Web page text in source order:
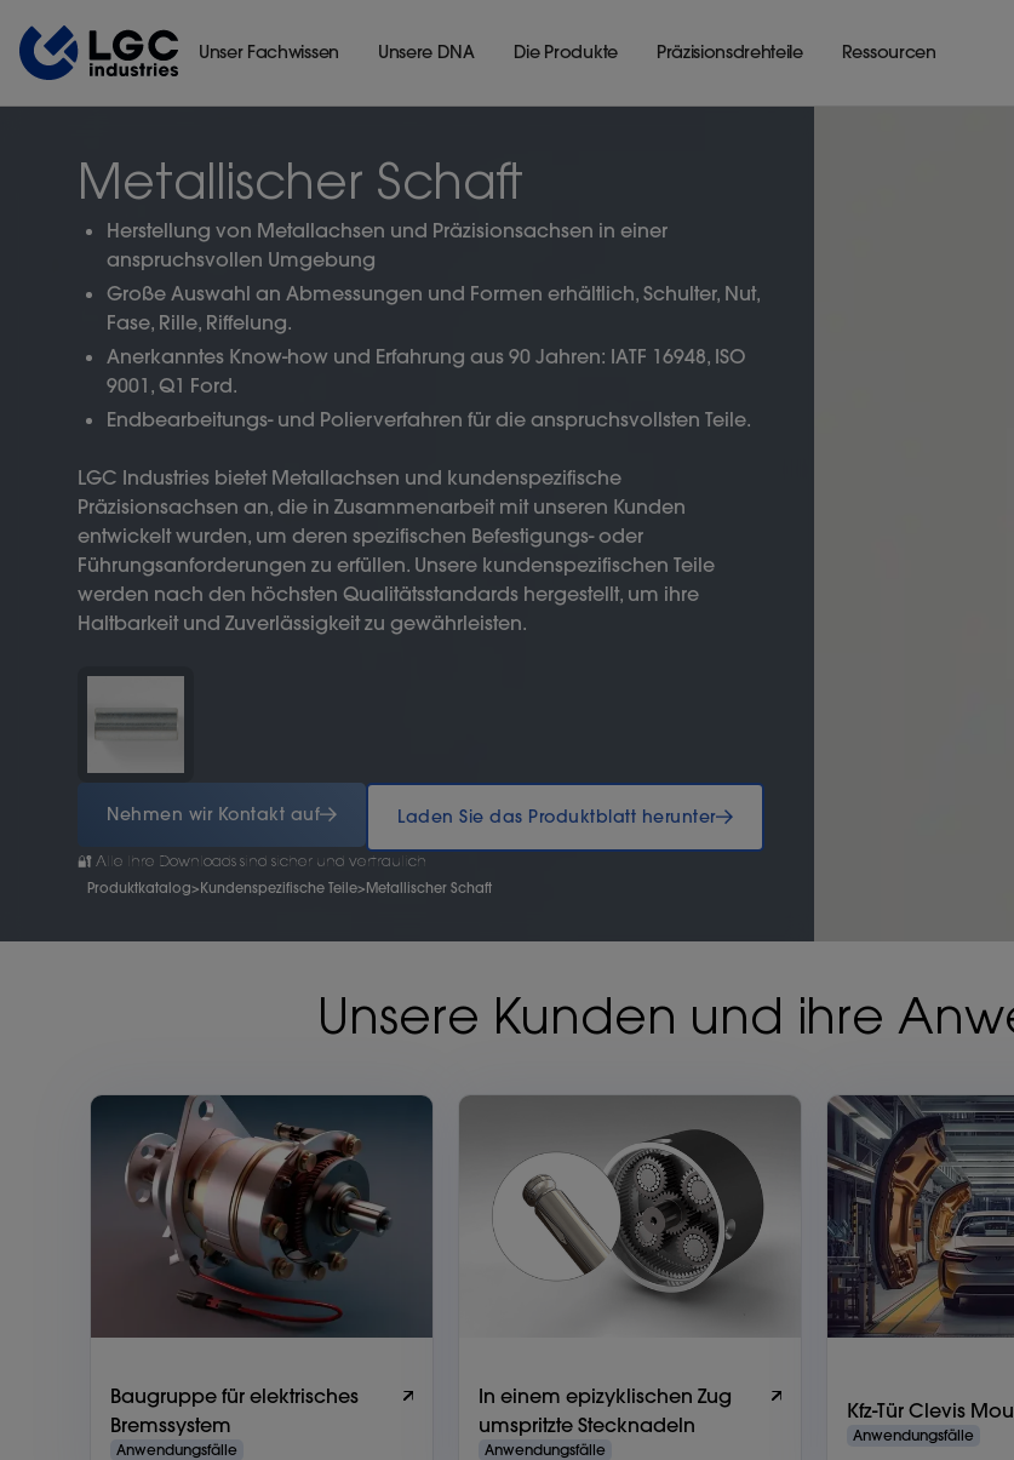
Unser Fachwissen Unsere DNA Die Produkte Präzisions­drehteile Ressourcen
Metallischer Schaft
Herstellung von Metallachsen und Präzisionsachsen in einer
anspruchsvollen Umgebung
Große Auswahl an Abmessungen und Formen erhältlich, Schulter, Nut,
Fase, Rille, Riffelung.
Anerkanntes Know-how und Erfahrung aus 90 Jahren: IATF 16948, ISO
9001, Q1 Ford.
Endbearbeitungs- und Polierverfahren für die anspruchsvollsten Teile.
LGC Industries bietet Metallachsen und kundenspezifische
Präzisionsachsen an, die in Zusammenarbeit mit unseren Kunden
entwickelt wurden, um deren spezifischen Befestigungs- oder
Führungsanforderungen zu erfüllen. Unsere kundenspezifischen Teile
werden nach den höchsten Qualitätsstandards hergestellt, um ihre
Haltbarkeit und Zuverlässigkeit zu gewährleisten.
Nehmen wir Kontakt auf Laden Sie das Produktblatt herunter
🔐 Alle Ihre Downloads sind sicher und vertraulich
Produktkatalog> Kundenspezifische Teile> Metallischer Schaft
Unsere Kunden und ihre
Baugruppe für elektrisches
Bremssystem
Anwendungsfälle
In einem epizyklischen Zug
umspritzte Stecknadeln
Anwendungsfälle
Kfz-Tür Clevis
Anwendungsfälle